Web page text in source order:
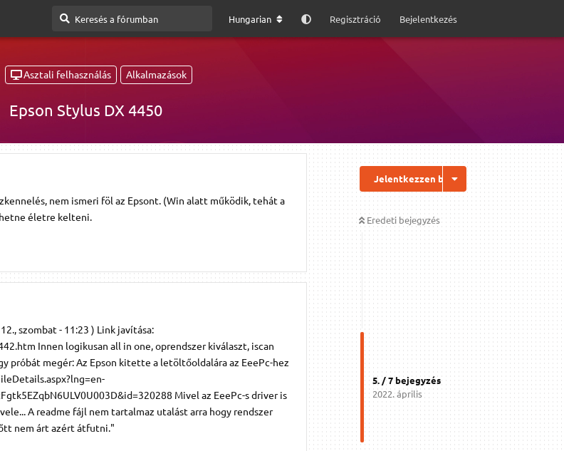
Hungarian Regisztráció Bejelentkezés
Asztali felhasználás Alkalmazások
Epson Stylus DX 4450
Jelentkezzen be a válaszhoz
Eredeti bejegyzés
5. /7bejegyzés
2022. április
nem ismeri föl az Epsont. (Win alatt működik, tehát a
életre kelteni.
szombat - 11:23 ) Link javítása:
Innen logikusan all in one, oprendszer kiválaszt, iscan
próbát megér: Az Epson kitette a letöltőoldalára az EeePc-hez
Mivel az EeePc-s driver is
A readme fájl nem tartalmaz utalást arra hogy rendszer
nem árt azért átfutni."